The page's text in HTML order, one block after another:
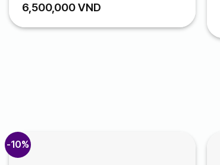
ASP
6,500,000VND
-10%